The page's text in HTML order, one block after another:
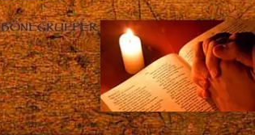
BÖNEGRUPPER